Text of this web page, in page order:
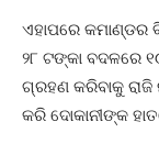
ଏହାପରେ କମାଣ୍ଡର
୨୮ ଟଙ୍କା ବଦଳରେ
ଗ୍ରହଣ କରିବାକୁ
କରି ଦୋକାନୀଙ୍କ